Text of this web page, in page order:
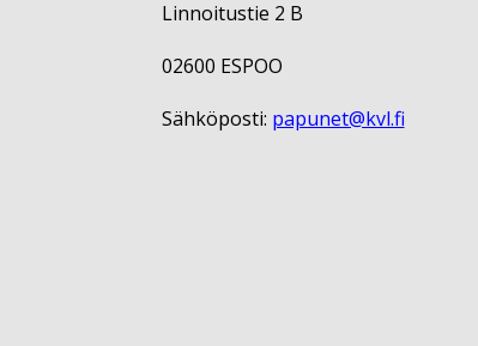
Linnoitustie 2 B
02600 ESPOO
Sähköposti: papunet@kvl.fi